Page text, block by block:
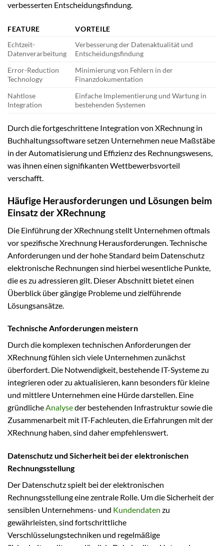
verbesserten Entscheidungsfindung.
FEATURE
VORTEILE
Echtzeit-
Datenverarbeitung
Verbesserung der Datenaktualität und
Entscheidungsfindung
Error-Reduction
Technology
Minimierung von Fehlern in der
Finanzdokumentation
Nahtlose
Integration
Einfache Implementierung und Wartung in
bestehenden Systemen
Durch die fortgeschrittene Integration von XRechnung in
Buchhaltungssoftware setzen Unternehmen neue Maßstäbe
in der Automatisierung und Effizienz des Rechnungswesens,
was ihnen einen signifikanten Wettbewerbsvorteil
verschafft.
Häufige Herausforderungen und Lösungen beim
Einsatz der XRechnung
Die Einführung der XRechnung stellt Unternehmen oftmals
vor spezifische Xrechnung Herausforderungen. Technische
Anforderungen und der hohe Standard beim Datenschutz
elektronische Rechnungen sind hierbei wesentliche Punkte,
die es zu adressieren gilt. Dieser Abschnitt bietet einen
Überblick über gängige Probleme und zielführende
Lösungsansätze.
Technische Anforderungen meistern
Durch die komplexen technischen Anforderungen der
XRechnung fühlen sich viele Unternehmen zunächst
überfordert. Die Notwendigkeit, bestehende IT-Systeme zu
integrieren oder zu aktualisieren, kann besonders für kleine
und mittlere Unternehmen eine Hürde darstellen. Eine
gründlicheAnalyseder bestehenden Infrastruktur sowie die
Zusammenarbeit mit IT-Fachleuten, die Erfahrungen mit der
XRechnung haben, sind daher empfehlenswert.
Datenschutz und Sicherheit bei der elektronischen
Rechnungsstellung
Der Datenschutz spielt bei der elektronischen
Rechnungsstellung eine zentrale Rolle. Um die Sicherheit der
sensiblen Unternehmens- und Kundendaten zu
gewährleisten, sind fortschrittliche
Verschlüsselungstechniken und regelmäßige